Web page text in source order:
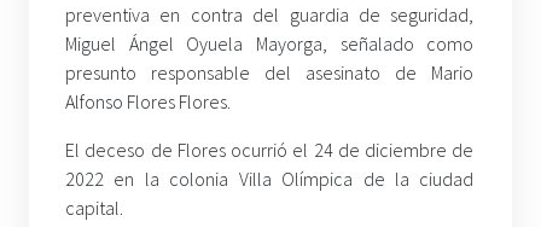
preventiva en contra del guardia de seguridad,
Miguel Ángel Oyuela Mayorga, señalado como
presunto responsable del asesinato de Mario
Alfonso Flores Flores.
El deceso de Flores ocurrió el 24 de diciembre de
2022 en la colonia Villa Olímpica de la ciudad
capital.